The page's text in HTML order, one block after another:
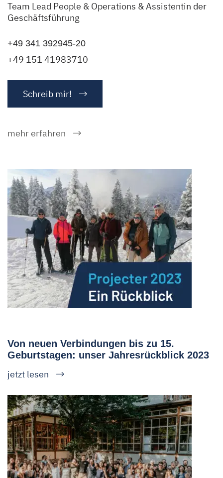
Von neuen Verbindungen bis zu 15.
Geburtstagen: unser Jahresrückblick 2023
jetzt lesen
Team Lead People & Operations & Assistentin der
Geschäftsführung
+49 341 392945-20
+49 151 41983710
Schreib mir!
mehr erfahren